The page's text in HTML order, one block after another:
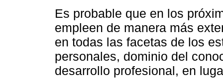
Es probable que en los
empleen de manera más
en todas las facetas de los
personales, dominio del
desarrollo profesional, en